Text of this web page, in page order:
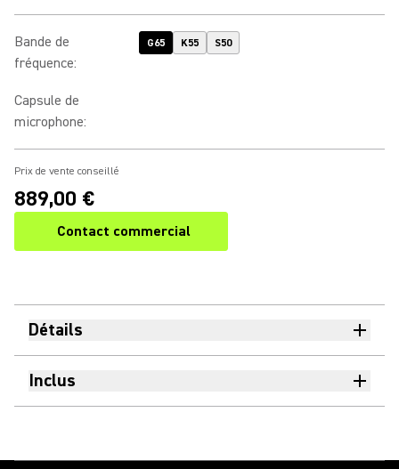
Bande de
fréquence:
G65 K55 S50
Capsule de
microphone:
Prix de vente conseillé
889,00 €
Contact commercial
Détails
Inclus